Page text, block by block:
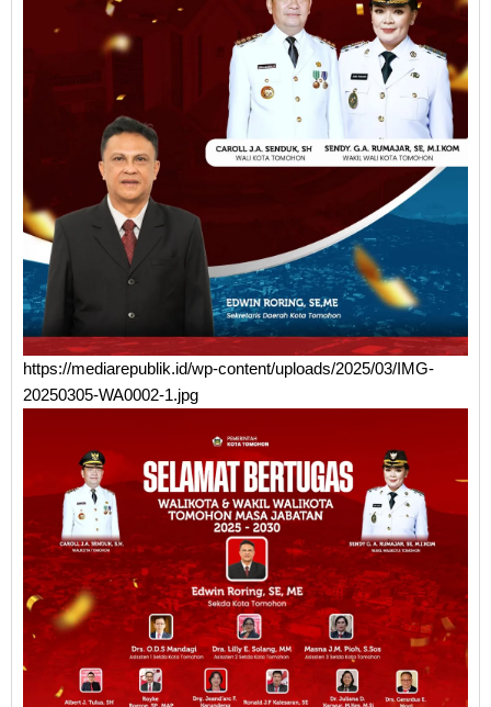
https://mediarepublik.id/wp-content/uploads/2025/03/IMG-
20250305-WA0002-1.jpg